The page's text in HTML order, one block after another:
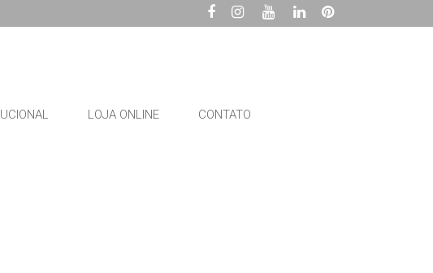
LOJA ONLINE CONTATO